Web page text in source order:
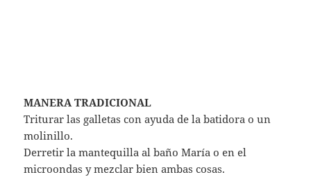
MANERA TRADICIONAL
Triturar las galletas con ayuda de la batidora o un
molinillo.
Derretir la mantequilla al baño María o en el
microondas y mezclar bien ambas cosas.